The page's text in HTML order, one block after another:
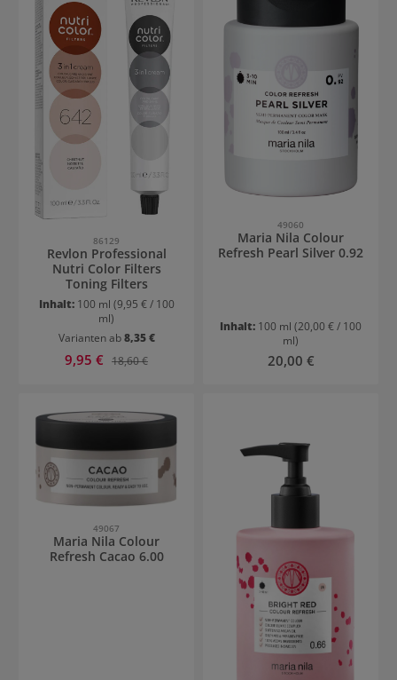
86129
Revlon Professional
Nutri Color Filters
Toning Filters
Inhalt: 100 ml (9,95 € / 100
ml)
Varianten ab8,35 €
Verkaufspreis:
9,95 € Regulärer Preis:
18,60 €
49060
Maria Nila Colour
Refresh Pearl Silver 0.92
Inhalt: 100 ml (20,00 € / 100
ml)
Regulärer Preis:
20,00 €
49067
Maria Nila Colour
Refresh Cacao 6.00